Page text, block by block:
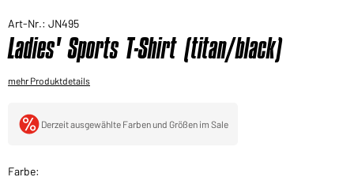
Art-Nr.: JN495
Ladies' Sports T-Shirt (titan/black)
mehr Produktdetails
Derzeit ausgewählte Farben und Größen im Sale